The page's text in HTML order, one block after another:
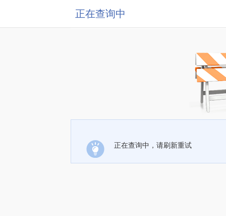
正在查询中
正在查询中，请刷新重试